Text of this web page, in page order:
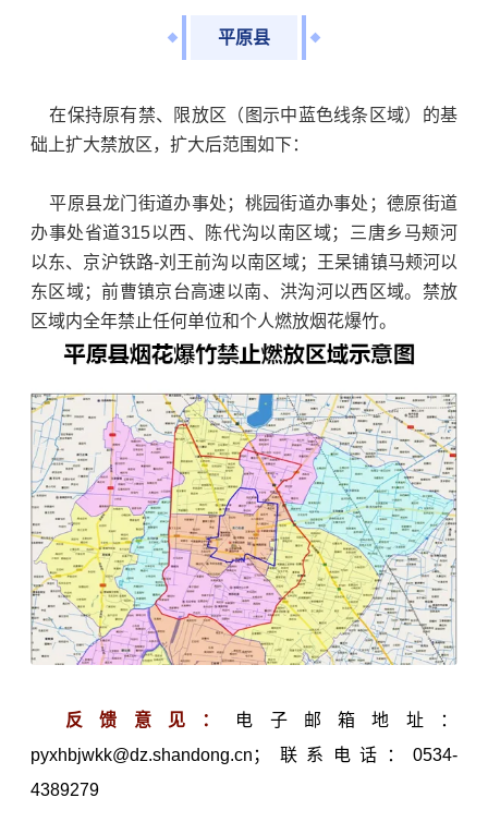
平原县
在保持原有禁、限放区（图示中蓝色线条区域）的基
础上扩大禁放区，扩大后范围如下：
平原县龙门街道办事处；桃园街道办事处；德原街道
办事处省道315以西、陈代沟以南区域；三唐乡马颊河
以东、京沪铁路-刘王前沟以南区域；王杲铺镇马颊河以
东区域；前曹镇京台高速以南、洪沟河以西区域。禁放
区域内全年禁止任何单位和个人燃放烟花爆竹。
反馈意见： 电子邮箱地址：
pyxhbjwkk@dz.shandong.cn；联系电话：0534-
4389279